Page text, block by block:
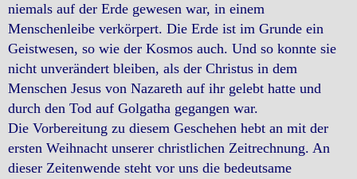
niemals auf der Erde gewesen war, in einem
Menschenleibe verkörpert. Die Erde ist im Grunde ein
Geistwesen, so wie der Kosmos auch. Und so konnte sie
nicht unverändert bleiben, als der Christus in dem
Menschen Jesus von Nazareth auf ihr gelebt hatte und
durch den Tod auf Golgatha gegangen war.
Die Vorbereitung zu diesem Geschehen hebt an mit der
ersten Weihnacht unserer christlichen Zeitrechnung. An
dieser Zeitenwende steht vor uns die bedeutsame